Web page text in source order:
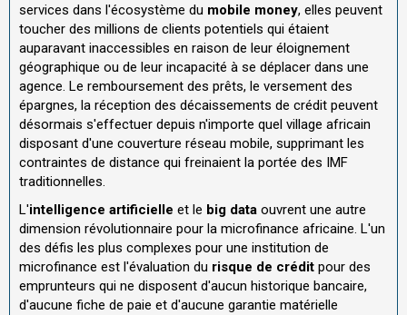
services dans l'écosystème du mobile money, elles peuvent
toucher des millions de clients potentiels qui étaient
auparavant inaccessibles en raison de leur éloignement
géographique ou de leur incapacité à se déplacer dans une
agence. Le remboursement des prêts, le versement des
épargnes, la réception des décaissements de crédit peuvent
désormais s'effectuer depuis n'importe quel village africain
disposant d'une couverture réseau mobile, supprimant les
contraintes de distance qui freinaient la portée des IMF
traditionnelles.
L'intelligence artificielle et le big data ouvrent une autre
dimension révolutionnaire pour la microfinance africaine. L'un
des défis les plus complexes pour une institution de
microfinance est l'évaluation du risque de crédit pour des
emprunteurs qui ne disposent d'aucun historique bancaire,
d'aucune fiche de paie et d'aucune garantie matérielle